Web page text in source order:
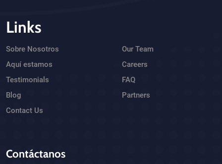
Links
Sobre Nosotros
Aquí estamos
Testimonials
Blog
Contact Us
Our Team
Careers
FAQ
Partners
Contáctanos